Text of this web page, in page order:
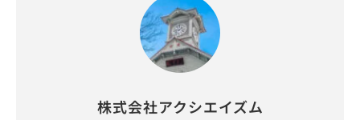
株式会社アクシエイズム